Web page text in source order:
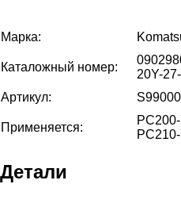
Марка:
Каталожный номер:
20Y-
Артикул:
Применяется:
Детали